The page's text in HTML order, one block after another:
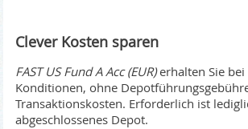
Clever Kosten sparen
FAST US Fund A Acc (EUR)erhalten Sie
Konditionen, ohne
Transaktionskosten. Erforderlich ist
abgeschlossenes Depot.